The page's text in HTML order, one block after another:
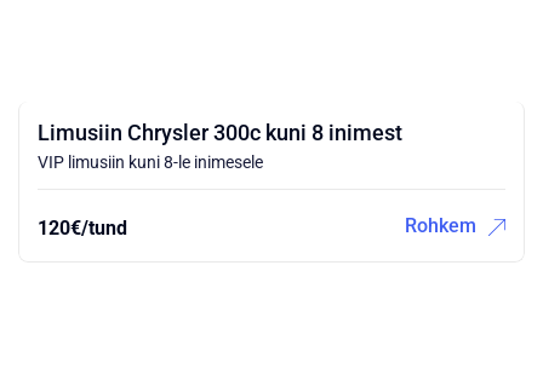
Limusiin Chrysler 300c kuni 8 inimest
VIP limusiin kuni 8-le inimesele
120€/tund Rohkem